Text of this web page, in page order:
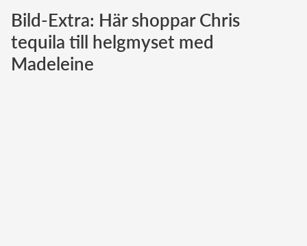
Norska kungahuset
Danska kungahuset
Bild-Extra: Här shoppar Chris
tequila till helgmyset med
Madeleine